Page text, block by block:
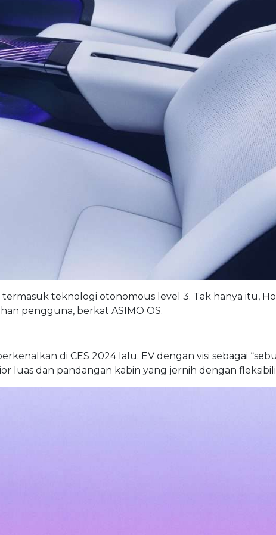
teknologi otonomous level 3. Tak hanya itu,
pengguna, berkat ASIMO OS.
di CES 2024 lalu. EV dengan visi sebagai
luas dan pandangan kabin yang jernih dengan